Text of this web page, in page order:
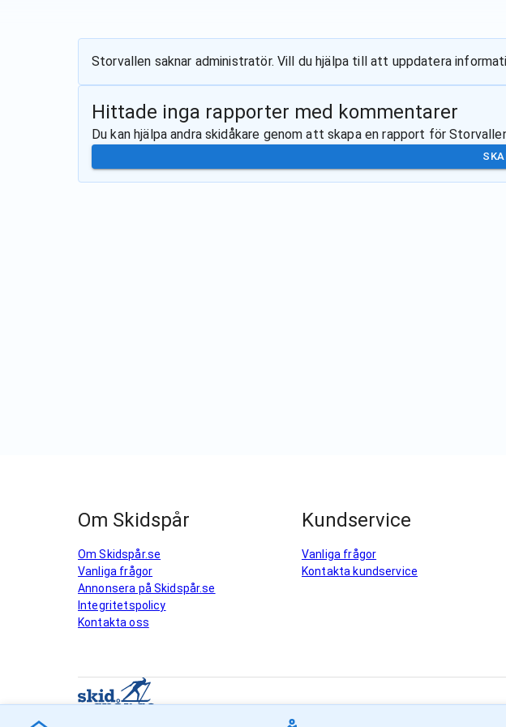
Storvallen saknar administratör. Vill du hjälpa till att uppdatera
Hittade inga rapporter med kommentarer
Du kan hjälpa andra skidåkare genom att skapa en rapport för
Om Skidspår
Om Skidspår.se
Vanliga frågor
Annonsera på Skidspår.se
Integritetspolicy
Kontakta oss
Kundservice
Vanliga frågor
Kontakta kundservice